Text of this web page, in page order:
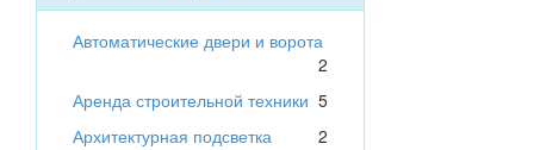
Автоматические двери и ворота
2
Аренда строительной техники 5
Архитектурная подсветка
2